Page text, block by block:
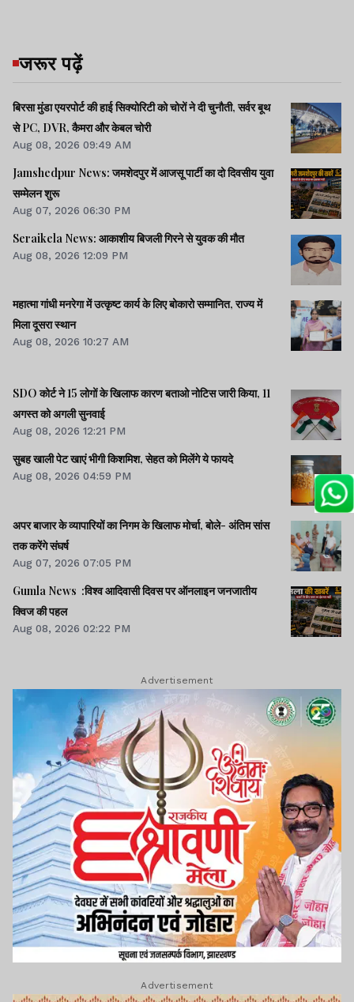
जरूर पढ़ें
बिरसा मुंडा एयरपोर्ट की हाई सिक्योरिटी को चोरों ने दी चुनौती, सर्वर बूथ
से PC, DVR, कैमरा और केबल चोरी
Aug 08, 2026 09:49 AM
Jamshedpur News: जमशेदपुर में आजसू पार्टी का दो दिवसीय युवा
सम्मेलन शुरू
Aug 07, 2026 06:30 PM
Seraikela News: आकाशीय बिजली गिरने से युवक की मौत
Aug 08, 2026 12:09 PM
महात्मा गांधी मनरेगा में उत्कृष्ट कार्य के लिए बोकारो सम्मानित, राज्य में
मिला दूसरा स्थान
Aug 08, 2026 10:27 AM
SDO कोर्ट ने 15 लोगों के खिलाफ कारण बताओ नोटिस जारी किया, 11
अगस्त को अगली सुनवाई
Aug 08, 2026 12:21 PM
सुबह खाली पेट खाएं भीगी किशमिश, सेहत को मिलेंगे ये फायदे
Aug 08, 2026 04:59 PM
अपर बाजार के व्यापारियों का निगम के खिलाफ मोर्चा, बोले- अंतिम सांस
तक करेंगे संघर्ष
Aug 07, 2026 07:05 PM
Gumla News :विश्व आदिवासी दिवस पर ऑनलाइन जनजातीय
क्विज की पहल
Aug 08, 2026 02:22 PM
Advertisement
Advertisement